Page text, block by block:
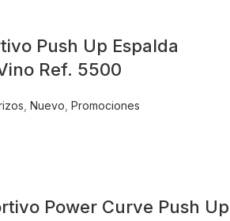
Push Up Espalda
Ref. 5500
Nuevo Promociones
Power Curve Push Up